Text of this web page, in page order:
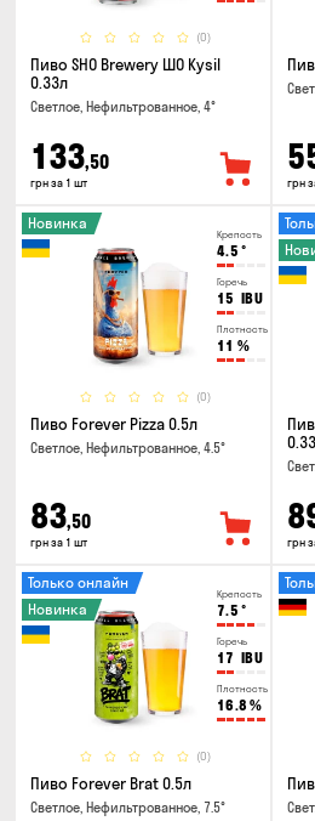
(0)
Пиво SHO Brewery ШО Kysil
0.33л
Светлое, Нефильтрованное, 4°
133,50
грн за 1 шт грн
Крепость
4.5 °
Горечь
15 IBU
Плотность
11 %
(0)
Новинка
Пиво Forever Pizza 0.5л
Светлое, Нефильтрованное, 4.5°
83,50
грн за 1 шт грн
Крепость
7.5 °
Горечь
17 IBU
Плотность
16.8 %
(0)
Только онлайн
Новинка
Пиво Forever Brat 0.5л
Светлое, Нефильтрованное, 7.5°